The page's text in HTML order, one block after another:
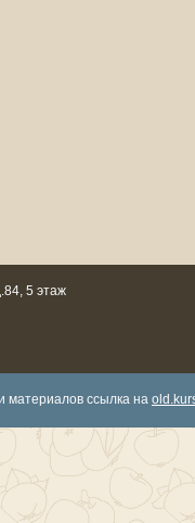
5 этаж
материалов ссылка на